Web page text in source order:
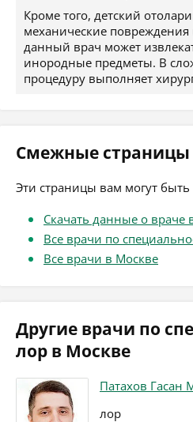
Кроме того, детский
механические
данный врач может
инородные предметы. В
процедуру выполняет
Смежные страницы
Эти страницы вам могут
Скачать данные о враче
Все врачи по
Все врачи в Москве
Другие врачи по
лор в Москве
Патахов Гасан
лор